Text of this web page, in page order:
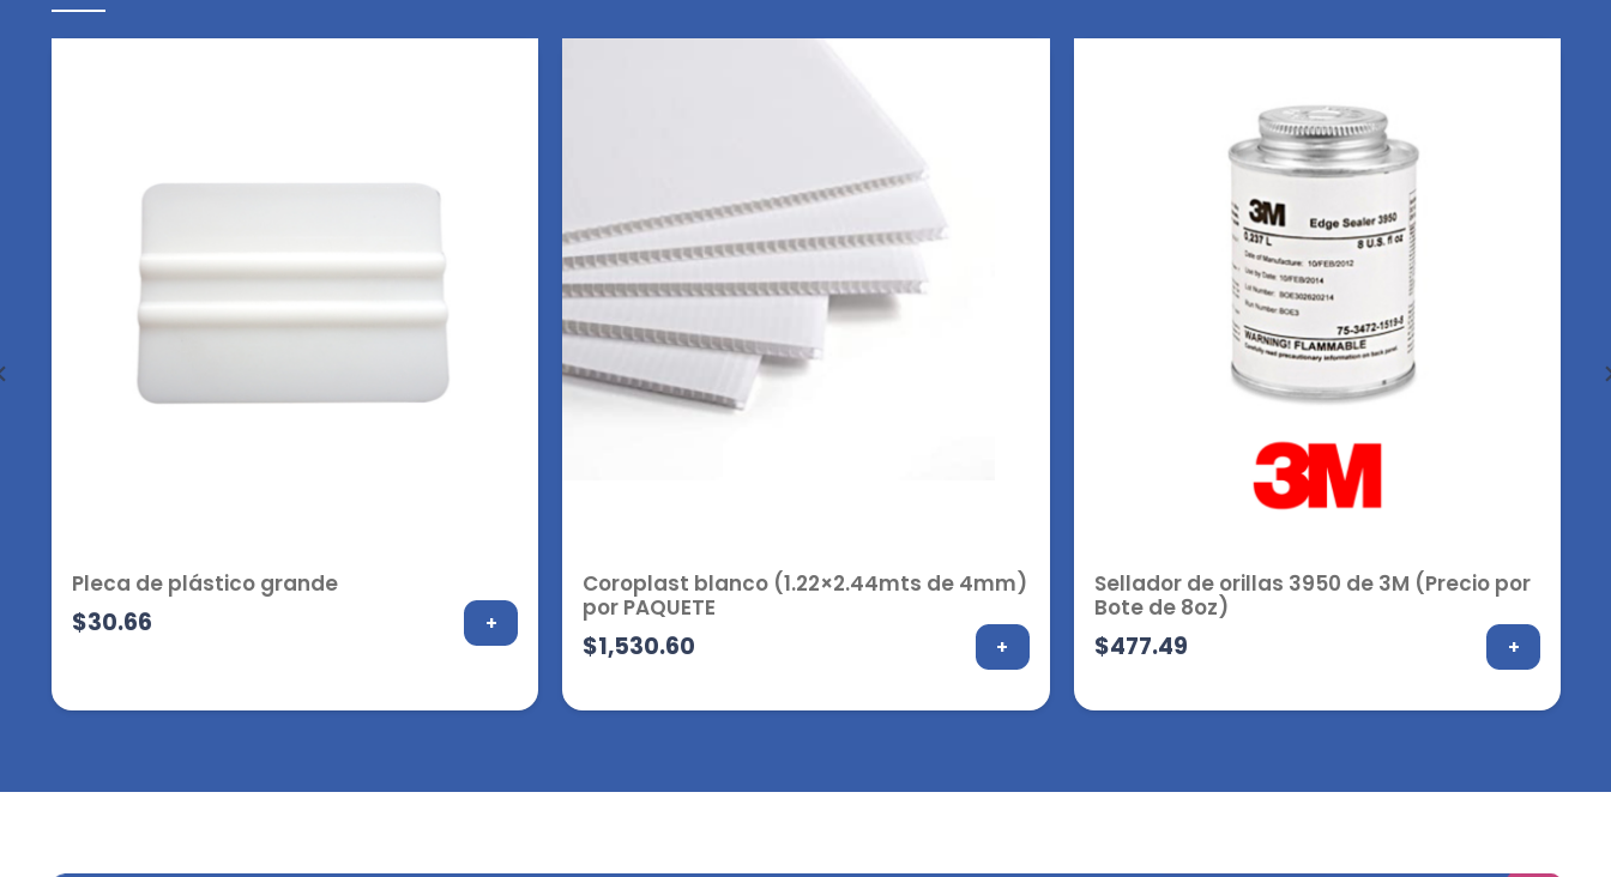
Pleca de plástico grande
$30.66 +
Coroplast blanco (1.22×2.44mts de 4mm)
por PAQUETE
$1,530.60 +
Sellador de orillas 3950 de 3M (Precio por
Bote de 8oz)
$477.49 +